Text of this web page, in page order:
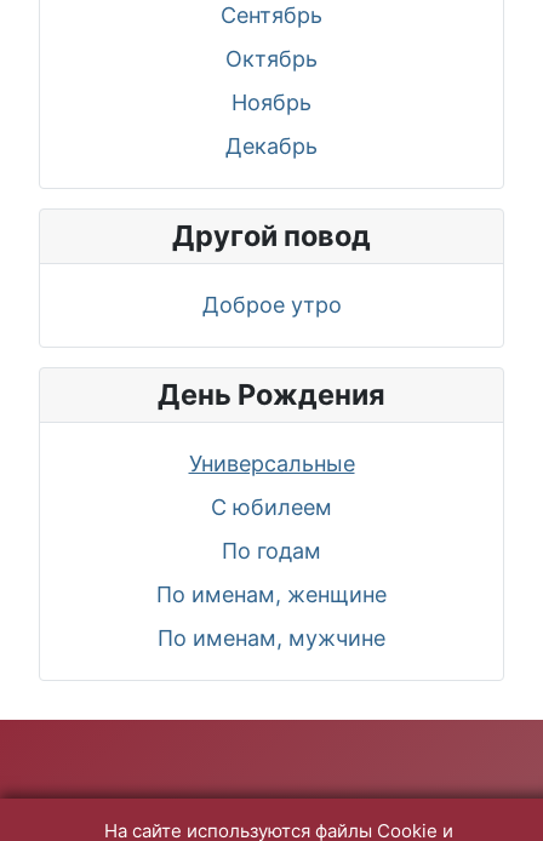
Сентябрь
Октябрь
Ноябрь
Декабрь
Другой повод
Доброе утро
День Рождения
Универсальные
С юбилеем
По годам
По именам, женщине
По именам, мужчине
На сайте используются файлы Cookie и